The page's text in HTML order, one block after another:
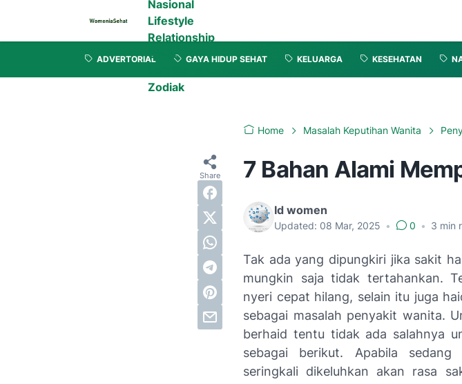
Nasional
Lifestyle
Relationship
Cinta
Zodiak
ADVERTORIAL GAYA HIDUP SEHAT KELUARGA KESEHATAN
Home Masalah Keputihan Wanita
7 Bahan Alami
Id women
Updated: 08 Mar, 2025 • 0 • 3 min
Tak ada yang dipungkiri jika sakit
mungkin saja tidak tertahankan.
nyeri cepat hilang, selain itu juga
sebagai masalah penyakit wanita.
berhaid tentu tidak ada salahnya
sebagai berikut. Apabila
seringkali dikeluhkan akan rasa